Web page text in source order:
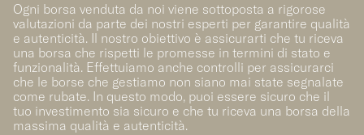
Ogni borsa venduta da noi viene sottoposta a rigorose
valutazioni da parte dei nostri esperti per garantire qualità
e autenticità. Il nostro obiettivo è assicurarti che tu riceva
una borsa che rispetti le promesse in termini di stato e
funzionalità. Effettuiamo anche controlli per assicurarci
che le borse che gestiamo non siano mai state segnalate
come rubate. In questo modo, puoi essere sicuro che il
tuo investimento sia sicuro e che tu riceva una borsa della
massima qualità e autenticità.